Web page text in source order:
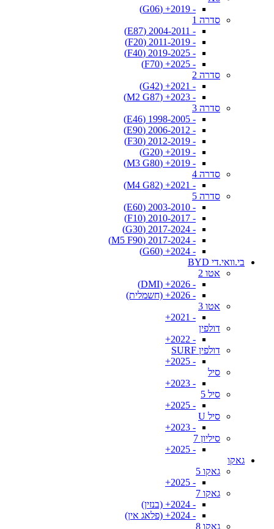
- 2019+ (G06)
סדרה 1
- 2004-2011 (E87)
- 2011-2019 (F20)
- 2019-2025 (F40)
- 2025+ (F70)
סדרה 2
- 2021+ (G42)
- 2023+ (M2 G87)
סדרה 3
- 1998-2005 (E46)
- 2006-2012 (E90)
- 2012-2019 (F30)
- 2019+ (G20)
- 2019+ (M3 G80)
סדרה 4
- 2021+ (M4 G82)
סדרה 5
- 2003-2010 (E60)
- 2010-2017 (F10)
- 2017-2024 (G30)
- 2017-2024 (M5 F90)
- 2024+ (G60)
בי.וואי.די BYD
אטו 2
- 2026+ (DMI)
- 2026+ (חשמלית)
אטו 3
- 2021+
דולפין
- 2022+
דולפין SURF
- 2025+
סיל
- 2023+
סיל 5
- 2025+
סיל U
- 2023+
סיליון 7
- 2025+
גאקו
גאקו 5
- 2025+
גאקו 7
- 2024+ (בנזין)
- 2024+ (פלאג אין)
גאקו 8